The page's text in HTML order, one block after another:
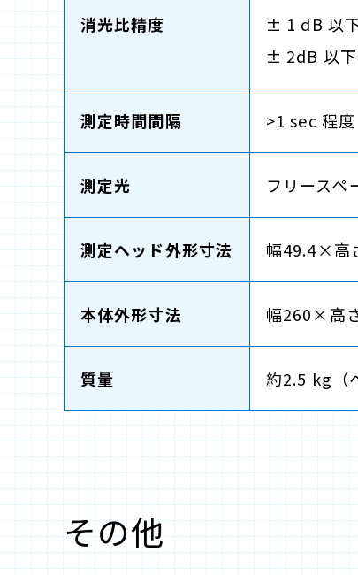
消光比精度
± 1 dB 以
± 2dB 以
測定時間間隔 >1 sec 程度
測定光 フリース
測定ヘッド外形寸法 幅49.4×高
本体外形寸法 幅260×高
質量 約2.5 kg（
その他